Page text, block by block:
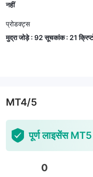
नहीं
प्रोडक्ट्स
मुद्रा जोड़े : 92 सूचकांक : 21
MT4/5
पूर्ण लाइसेंस MT5
0